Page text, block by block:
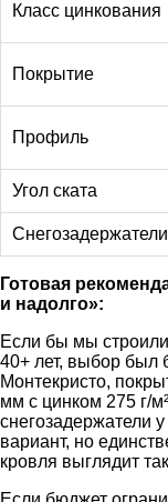
Класс цинкования
Покрытие
Профиль
Угол ската
Снегозадержатели
Готовая
и надолго»:
Если бы мы
40+ лет, выбор был
Монтекристо,
мм с цинком 275 г/
снегозадержатели
вариант, но
кровля выглядит